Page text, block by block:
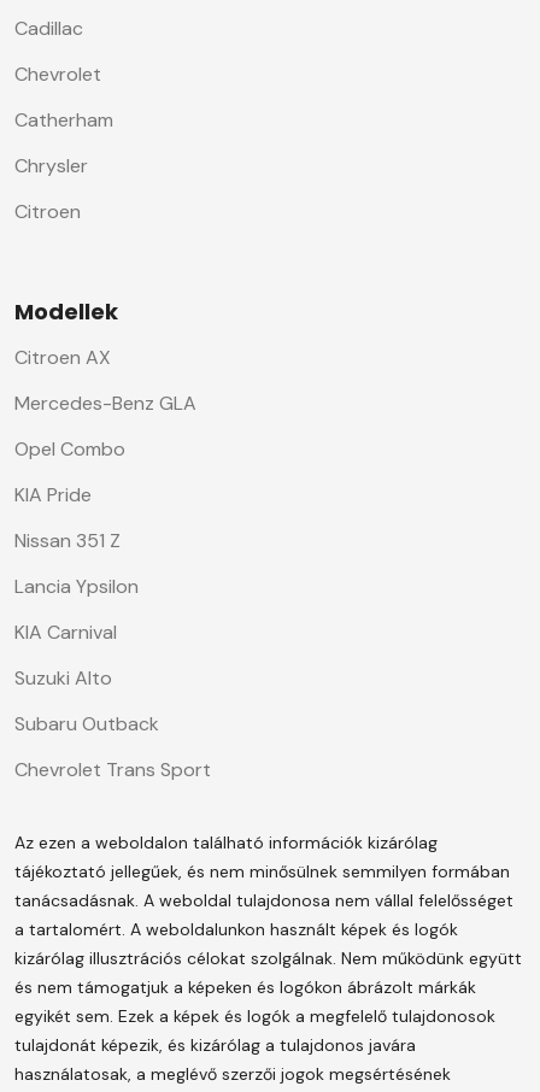
Cadillac
Chevrolet
Catherham
Chrysler
Citroen
Modellek
Citroen AX
Mercedes-Benz GLA
Opel Combo
KIA Pride
Nissan 351 Z
Lancia Ypsilon
KIA Carnival
Suzuki Alto
Subaru Outback
Chevrolet Trans Sport
Az ezen a weboldalon található információk kizárólag
tájékoztató jellegűek, és nem minősülnek semmilyen formában
tanácsadásnak. A weboldal tulajdonosa nem vállal felelősséget
a tartalomért. A weboldalunkon használt képek és logók
kizárólag illusztrációs célokat szolgálnak. Nem működünk együtt
és nem támogatjuk a képeken és logókon ábrázolt márkák
egyikét sem. Ezek a képek és logók a megfelelő tulajdonosok
tulajdonát képezik, és kizárólag a tulajdonos javára
használatosak, a meglévő szerzői jogok megsértésének